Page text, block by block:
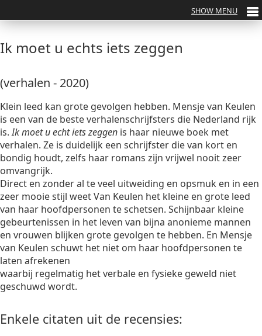
Ik moet u echts iets zeggen
(verhalen - 2020)
Klein leed kan grote gevolgen hebben. Mensje van Keulen
is een van de beste verhalenschrijfsters die Nederland rijk
is.Ik moet u echt iets zeggen is haar nieuwe boek met
verhalen. Ze is duidelijk een schrijfster die van kort en
bondig houdt, zelfs haar romans zijn vrijwel nooit zeer
omvangrijk.
Direct en zonder al te veel uitweiding en opsmuk en in een
zeer mooie stijl weet Van Keulen het kleine en grote leed
van haar hoofdpersonen te schetsen. Schijnbaar kleine
gebeurtenissen in het leven van bijna anonieme mannen
en vrouwen blijken grote gevolgen te hebben. En Mensje
van Keulen schuwt het niet om haar hoofdpersonen te
laten afrekenen
waarbij regelmatig het verbale en fysieke geweld niet
geschuwd wordt.
Enkele citaten uit de recensies: